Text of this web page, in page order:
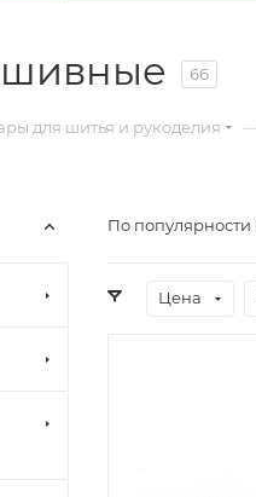
66
для шитья и рукоделия
По популярности
Цена